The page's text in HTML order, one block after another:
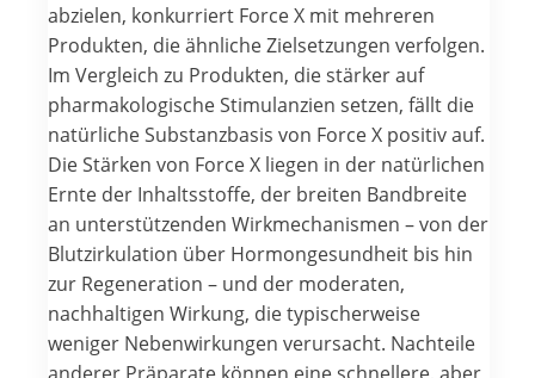
abzielen, konkurriert Force X mit mehreren
Produkten, die ähnliche Zielsetzungen verfolgen.
Im Vergleich zu Produkten, die stärker auf
pharmakologische Stimulanzien setzen, fällt die
natürliche Substanzbasis von Force X positiv auf.
Die Stärken von Force X liegen in der natürlichen
Ernte der Inhaltsstoffe, der breiten Bandbreite
an unterstützenden Wirkmechanismen – von der
Blutzirkulation über Hormongesundheit bis hin
zur Regeneration – und der moderaten,
nachhaltigen Wirkung, die typischerweise
weniger Nebenwirkungen verursacht. Nachteile